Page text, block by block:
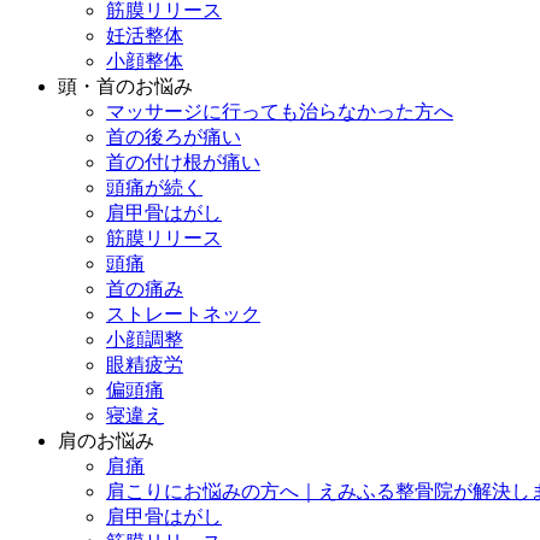
筋膜リリース
妊活整体
小顔整体
頭・首のお悩み
マッサージに行っても治らなかった方へ
首の後ろが痛い
首の付け根が痛い
頭痛が続く
肩甲骨はがし
筋膜リリース
頭痛
首の痛み
ストレートネック
小顔調整
眼精疲労
偏頭痛
寝違え
肩のお悩み
肩痛
肩こりにお悩みの方へ｜えみふる整骨院が解決し
肩甲骨はがし